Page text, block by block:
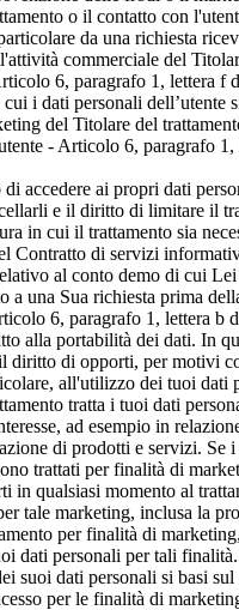
o il contatto con
da una richiesta
commerciale del
6, paragrafo 1, lettera f
i dati personali dell’utente
del Titolare del
- Articolo 6, paragrafo 1,
accedere ai propri dati
e il diritto di limitare il
in cui il trattamento sia
Contratto di servizi
al conto demo di cui Lei
a una Sua richiesta prima
6, paragrafo 1, lettera b
alla portabilità dei dati. In
diritto di opporti, per motivi
all'utilizzo dei tuoi dati
tratta i tuoi dati
ad esempio in
di prodotti e servizi. Se
trattati per finalità di
in qualsiasi momento al
tale marketing, inclusa la
per finalità di
dati personali per tali
suoi dati personali si basi sul
per le finalità di